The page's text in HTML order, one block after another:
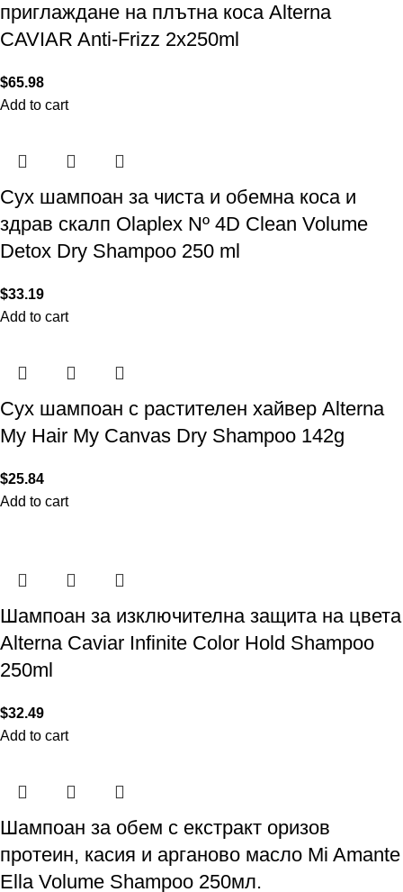
приглаждане на плътна коса Alterna
CAVIAR Anti-Frizz 2х250ml
$65.98
Add to cart
Сух шампоан за чиста и обемна коса и
здрав скалп Olaplex Nº 4D Clean Volume
Detox Dry Shampoo 250 ml
$33.19
Add to cart
Сух шампоан с растителен хайвер Alterna
My Hair My Canvas Dry Shampoo 142g
$25.84
Add to cart
Шампоан за изключителна защита на цвета
Alterna Caviar Infinite Color Hold Shampoo
250ml
$32.49
Add to cart
Шампоан за обем с екстракт оризов
протеин, касия и арганово масло Mi Amante
Ella Volume Shampoo 250мл.